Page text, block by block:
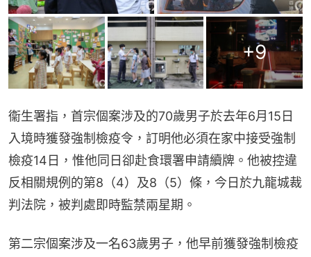
+9
衞生署指，首宗個案涉及的70歲男子於去年6月15日
入境時獲發強制檢疫令，訂明他必須在家中接受強制
檢疫14日，惟他同日卻赴食環署申請續牌。他被控違
反相關規例的第8（4）及8（5）條，今日於九龍城裁
判法院，被判處即時監禁兩星期。
第二宗個案涉及一名63歲男子，他早前獲發強制檢疫